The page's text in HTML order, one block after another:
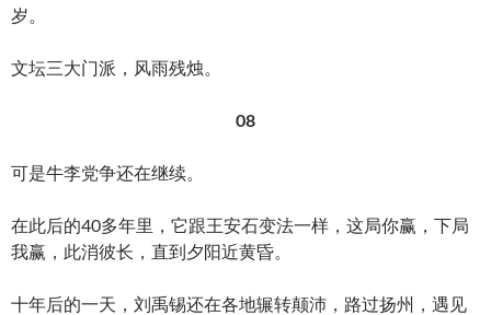
岁。
文坛三大门派，风雨残烛。
08
可是牛李党争还在继续。
在此后的40多年里，它跟王安石变法一样，这局你赢，下局
我赢，此消彼长，直到夕阳近黄昏。
十年后的一天，刘禹锡还在各地辗转颠沛，路过扬州，遇见